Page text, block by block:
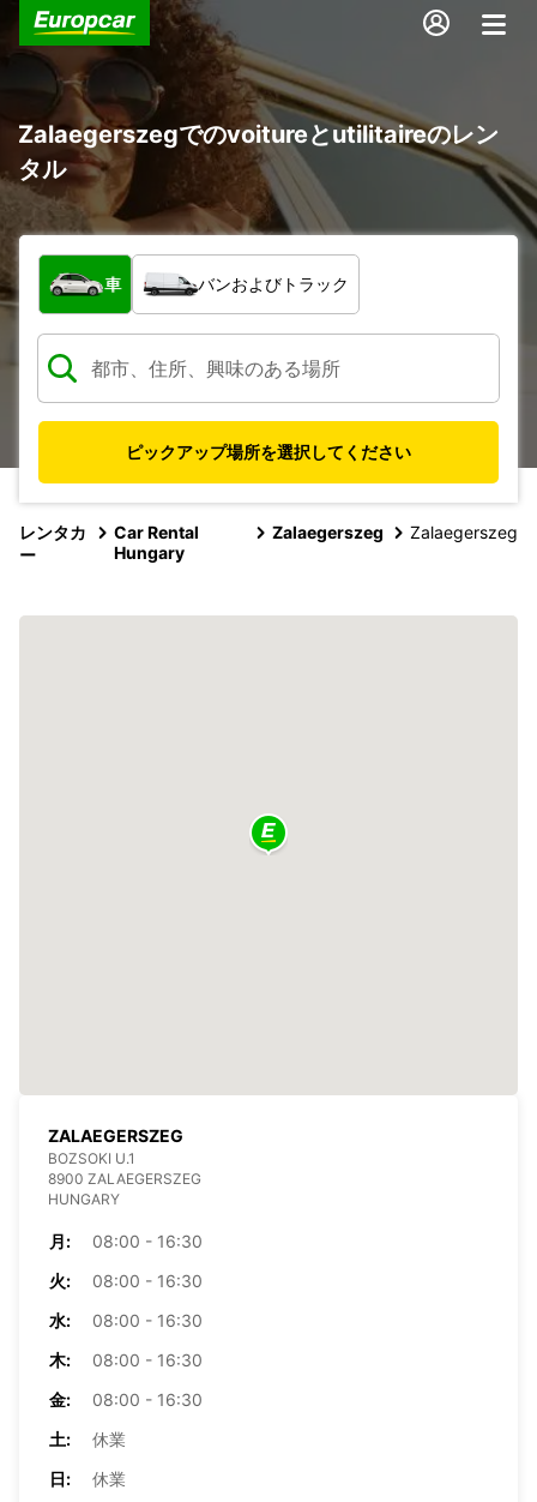
Zalaegerszegでのvoitureとutilitaireのレン
タル
車両の種類
車 バンおよびトラック
ピックアップ場所を選択してください
レンタカ
ー
Car Rental
Hungary
Zalaegerszeg Zalaegerszeg
ZALAEGERSZEG
BOZSOKI U.1
8900 ZALAEGERSZEG
HUNGARY
月:
08:00 - 16:30
火:
08:00 - 16:30
水:
08:00 - 16:30
木:
08:00 - 16:30
金:
08:00 - 16:30
土:
休業
日:
休業